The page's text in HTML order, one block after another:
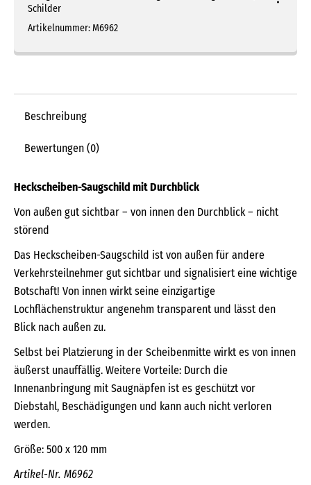
Schilder
Artikelnummer:M6962
Beschreibung
Bewertungen (0)
Heckscheiben-Saugschild mit Durchblick
Von außen gut sichtbar – von innen den Durchblick – nicht
störend
Das Heckscheiben-Saugschild ist von außen für andere
Verkehrsteilnehmer gut sichtbar und signalisiert eine wichtige
Botschaft! Von innen wirkt seine einzigartige
Lochflächenstruktur angenehm transparent und lässt den
Blick nach außen zu.
Selbst bei Platzierung in der Scheibenmitte wirkt es von innen
äußerst unauffällig. Weitere Vorteile: Durch die
Innenanbringung mit Saugnäpfen ist es geschützt vor
Diebstahl, Beschädigungen und kann auch nicht verloren
werden.
Größe: 500 x 120 mm
Artikel-Nr. M6962